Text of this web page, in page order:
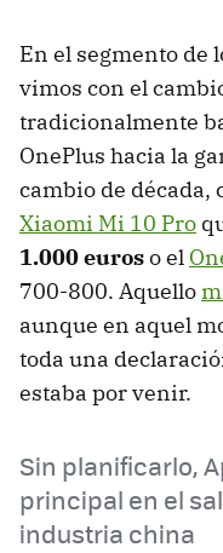
En el segmento de
vimos con el
tradicionalmente
OnePlus hacia la
cambio de década,
Xiaomi Mi 10 Pro
1.000 euroso el
700-800. Aquello
aunque en aquel
toda una
estaba por venir.
Sin planificarlo,
principal en el
industria china